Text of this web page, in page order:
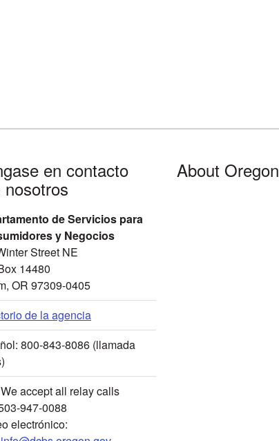
en contacto
nosotros
de Servicios para
y Negocios
Street NE
14480
OR 97309-0405
de la agencia
800-843-8086 (llamada
accept all relay calls
947-0088
electrónico:
About Oregon